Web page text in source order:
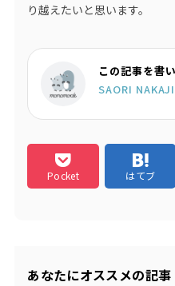
り越えたいと思います。
この記事を書
SAORI
Pocket はてブ
あなたにオススメの記事